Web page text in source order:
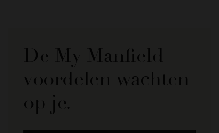
De My Manfield
voordelen wachten
op je.